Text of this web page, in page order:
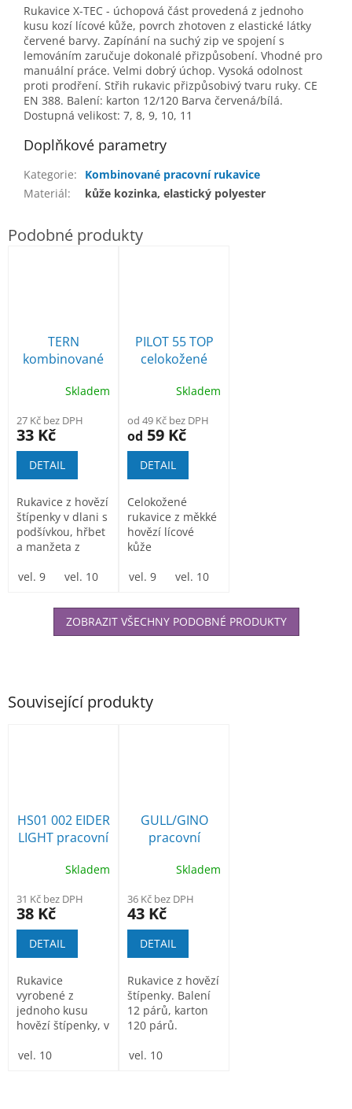
Související produkty
HS01 002 EIDER
LIGHT pracovní
Skladem
31 Kč bez DPH
38 Kč
DETAIL
Rukavice
vyrobené z
jednoho kusu
hovězí štípenky, v
podšívkou,
vel. 10
GULL/GINO
pracovní
kombinované
Skladem
36 Kč bez DPH
43 Kč
DETAIL
Rukavice z hovězí
štípenky. Balení
12 párů, karton
120 párů.
vel. 10
Rukavice X-TEC - úchopová část provedená z jednoho
kusu kozí lícové kůže, povrch zhotoven z elastické látky
červené barvy. Zapínání na suchý zip ve spojení s
lemováním zaručuje dokonalé přizpůsobení. Vhodné pro
manuální práce. Velmi dobrý úchop. Vysoká odolnost
proti prodření. Střih rukavic přizpůsobivý tvaru ruky. CE
EN 388. Balení: karton 12/120 Barva červená/bílá.
Dostupná velikost: 7, 8, 9, 10, 11
Doplňkové parametry
Kategorie:
Kombinované pracovní rukavice
Materiál: kůže kozinka, elastický polyester
TERN
kombinované
rukavice
Skladem
27 Kč bez DPH
33 Kč
DETAIL
Rukavice z hovězí
štípenky v dlani s
podšívkou, hřbet
a manžeta z
tkaniny....
vel. 9 vel. 10
PILOT 55 TOP
celokožené
Skladem
od 49 Kč bez DPH
od 59 Kč
DETAIL
Celokožené
rukavice z měkké
hovězí lícové
kůže
vel. 9
vel. 10
ZOBRAZIT VŠECHNY PODOBNÉ PRODUKTY